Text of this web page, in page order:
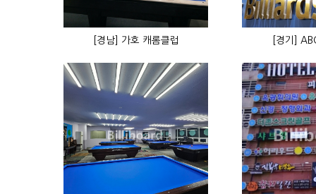
[경남] 가호 캐롬클럽 [경기]